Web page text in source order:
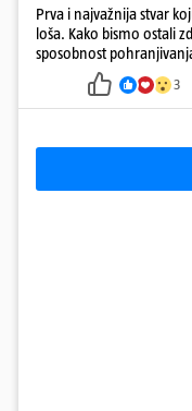
Prva i najvažnija stvar
loša. Kako bismo ostali
sposobnost
3